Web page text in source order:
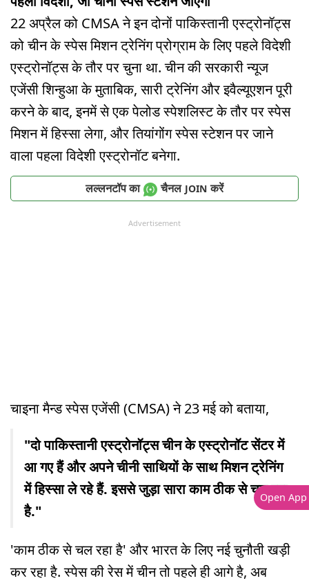
22 अप्रैल को CMSA ने इन दोनों पाकिस्तानी एस्ट्रोनॉट्स
को चीन के स्पेस मिशन ट्रेनिंग प्रोग्राम के लिए पहले विदेशी
एस्ट्रोनॉट्स के तौर पर चुना था. चीन की सरकारी न्यूज
एजेंसी शिन्हुआ के मुताबिक, सारी ट्रेनिंग और इवैल्यूएशन पूरी
करने के बाद, इनमें से एक पेलोड स्पेशलिस्ट के तौर पर स्पेस
मिशन में हिस्सा लेगा, और तियांगोंग स्पेस स्टेशन पर जाने
वाला पहला विदेशी एस्ट्रोनॉट बनेगा.
लल्लनटॉप का चैनल JOIN करें
Advertisement
चाइना मैन्ड स्पेस एजेंसी (CMSA) ने 23 मई को बताया,
"दो पाकिस्तानी एस्ट्रोनॉट्स चीन के एस्ट्रोनॉट सेंटर में
आ गए हैं और अपने चीनी साथियों के साथ मिशन ट्रेनिंग
में हिस्सा ले रहे हैं. इससे जुड़ा सारा काम ठीक से चल रहा
है."
'काम ठीक से चल रहा है' और भारत के लिए नई चुनौती खड़ी
कर रहा है. स्पेस की रेस में चीन तो पहले ही आगे है, अब
Open App